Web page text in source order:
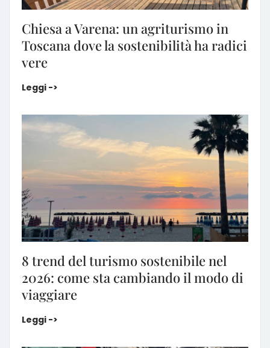
Chiesa a Varena: un agriturismo in
Toscana dove la sostenibilità ha radici
vere
Leggi ->
8 trend del turismo sostenibile nel
2026: come sta cambiando il modo di
viaggiare
Leggi ->